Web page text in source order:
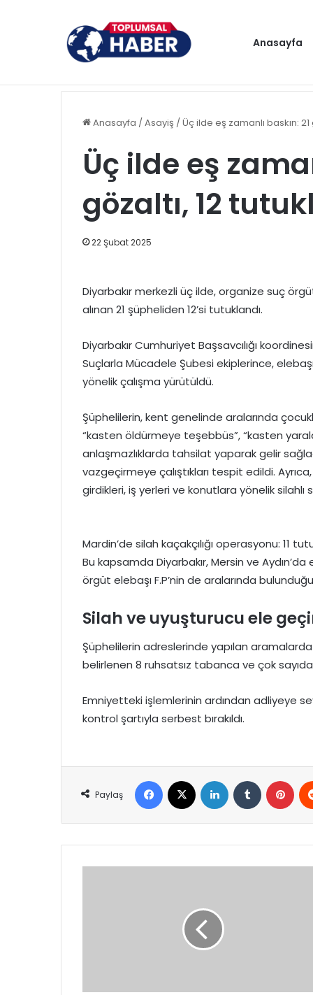
Anasayfa
Gündem
Anasayfa /Asayiş /Üç ilde eş zamanlı baskın:
Üç ilde eş
gözaltı, 12
22 Şubat 2025
Diyarbakır merkezli üç ilde, organize suç
alınan 21 şüpheliden 12’si tutuklandı.
Diyarbakır Cumhuriyet Başsavcılığı
Suçlarla Mücadele Şubesi ekiplerince,
yönelik çalışma yürütüldü.
Şüphelilerin, kent genelinde aralarında
“kasten öldürmeye teşebbüs”, “kasten
anlaşmazlıklarda tahsilat yaparak gelir
vazgeçirmeye çalıştıkları tespit edildi.
girdikleri, iş yerleri ve konutlara yönelik silahlı
Mardin’de silah kaçakçılığı operasyonu: 11
Bu kapsamda Diyarbakır, Mersin ve
örgüt elebaşı F.P’nin de aralarında
Silah ve uyuşturucu ele
Şüphelilerin adreslerinde yapılan
belirlenen 8 ruhsatsız tabanca ve çok
Emniyetteki işlemlerinin ardından adliyeye
kontrol şartıyla serbest bırakıldı.
Paylaş
Facebook LinkedIn Tumblr